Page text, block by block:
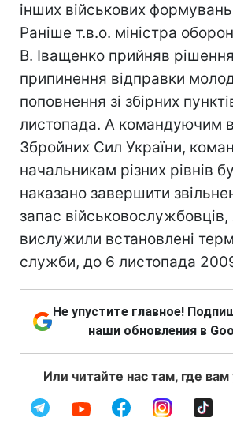
інших військових
Раніше т.в.о. міністра
В. Іващенко прийняв
припинення відправки
поповнення зі збірних
листопада. А командуючим
Збройних Сил України,
начальникам різних рівнів
наказано завершити
запас військовослужбовців,
вислужили встановлені
служби, до 6 листопада
Не упустите главное!
наши обновления в
Или читайте нас там, где вам